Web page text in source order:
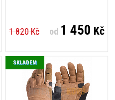
1 820 Kč od1 450 Kč
SKLADEM